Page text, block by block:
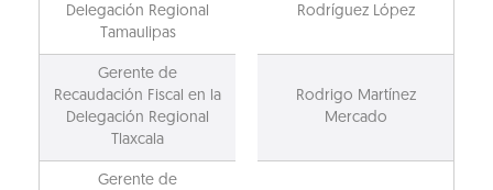
Delegación Regional
Tamaulipas
Rodríguez López
Gerente de
Recaudación Fiscal en la
Delegación Regional
Tlaxcala
Rodrigo Martínez
Mercado
Gerente de